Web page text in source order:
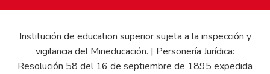
Institución de education superior sujeta a la inspección y
vigilancia del Mineducación. | Personería Jurídica:
Resolución 58 del 16 de septiembre de 1895 expedida